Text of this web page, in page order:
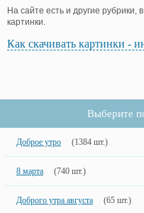
На сайте есть и другие рубрики,
картинки.
Как скачивать картинки -
Выберите
Доброе утро (1384 шт.)
8 марта (740 шт.)
Доброго утра августа (65 шт.)